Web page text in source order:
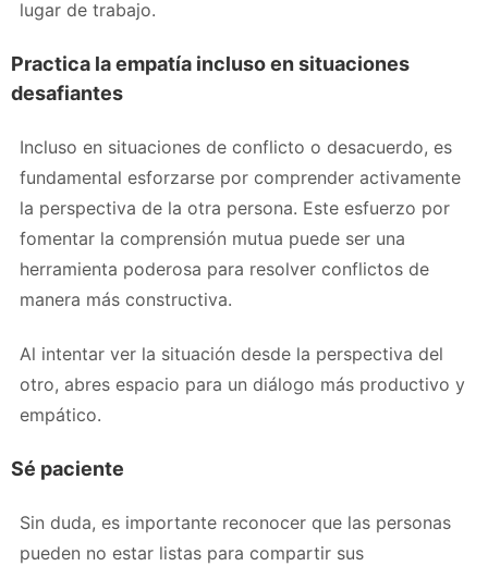
lugar de trabajo.
Practica la empatía incluso en situaciones
desafiantes
Incluso en situaciones de conflicto o desacuerdo, es
fundamental esforzarse por comprender activamente
la perspectiva de la otra persona. Este esfuerzo por
fomentar la comprensión mutua puede ser una
herramienta poderosa para resolver conflictos de
manera más constructiva.
Al intentar ver la situación desde la perspectiva del
otro, abres espacio para un diálogo más productivo y
empático.
Sé paciente
Sin duda, es importante reconocer que las personas
pueden no estar listas para compartir sus